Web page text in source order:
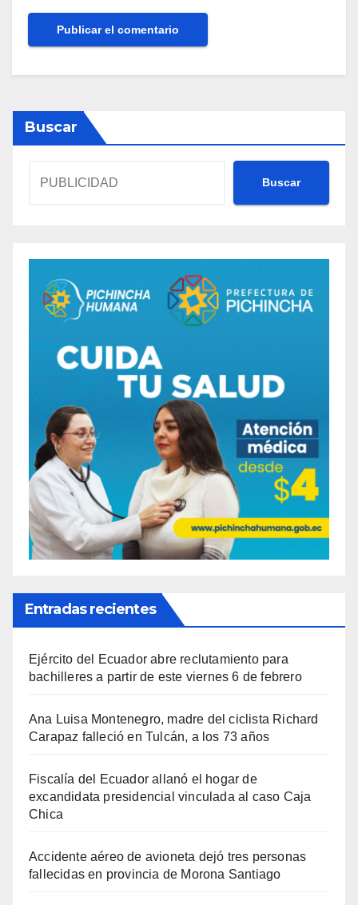
Buscar
Buscar
Entradas recientes
Ejército del Ecuador abre reclutamiento para
bachilleres a partir de este viernes 6 de febrero
Ana Luisa Montenegro, madre del ciclista Richard
Carapaz falleció en Tulcán, a los 73 años
Fiscalía del Ecuador allanó el hogar de
excandidata presidencial vinculada al caso Caja
Chica
Accidente aéreo de avioneta dejó tres personas
fallecidas en provincia de Morona Santiago